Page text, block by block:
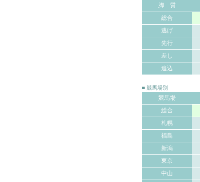
脚 質
総合
逃げ
先行
差し
追込
■ 競馬場別
競馬場
総合
札幌
福島
新潟
東京
中山